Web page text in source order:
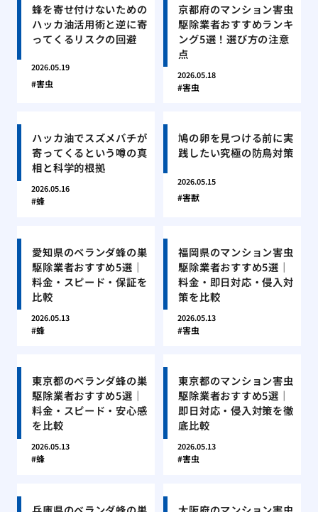
蜂を寄せ付けないための
ハッカ油活用術と逆に寄
ってくるリスクの回避
2026.05.19
害虫
京都府のマンション害虫
駆除業者おすすめランキ
ング5選！選び方の注意
点
2026.05.18
害虫
ハッカ油でスズメバチが
寄ってくるという噂の真
相と科学的根拠
2026.05.16
蜂
鳩の卵を見つける前に実
践したい究極の防鳥対策
2026.05.15
害獣
愛知県のベランダ蜂の巣
駆除業者おすすめ5選｜
料金・スピード・保証を
比較
2026.05.13
蜂
福岡県のマンション害虫
駆除業者おすすめ5選｜
料金・即日対応・侵入対
策を比較
2026.05.13
害虫
東京都のベランダ蜂の巣
駆除業者おすすめ5選｜
料金・スピード・安心感
を比較
2026.05.13
蜂
東京都のマンション害虫
駆除業者おすすめ5選｜
即日対応・侵入対策を徹
底比較
2026.05.13
害虫